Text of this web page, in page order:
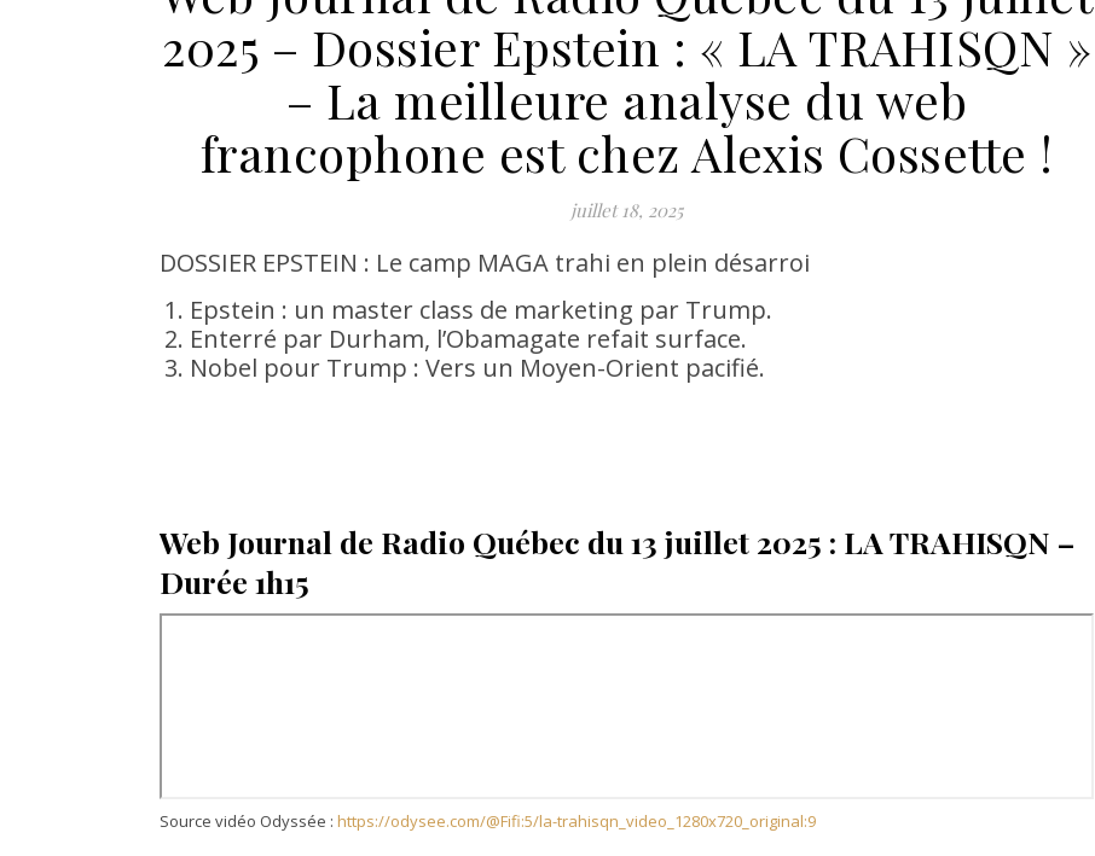
2025 – Dossier Epstein : « LA TRAHISQN »
– La meilleure analyse du web
francophone est chez Alexis Cossette !
juillet 18, 2025
DOSSIER EPSTEIN : Le camp MAGA trahi en plein désarroi
Epstein : un master class de marketing par Trump.
Enterré par Durham, l’Obamagate refait surface.
Nobel pour Trump : Vers un Moyen-Orient pacifié.
Web Journal de Radio Québec du 13 juillet 2025 : LA TRAHISQN –
Durée 1h15
Source vidéo Odyssée : https://odysee.com/@Fifi:5/la-trahisqn_video_1280x720_original:9